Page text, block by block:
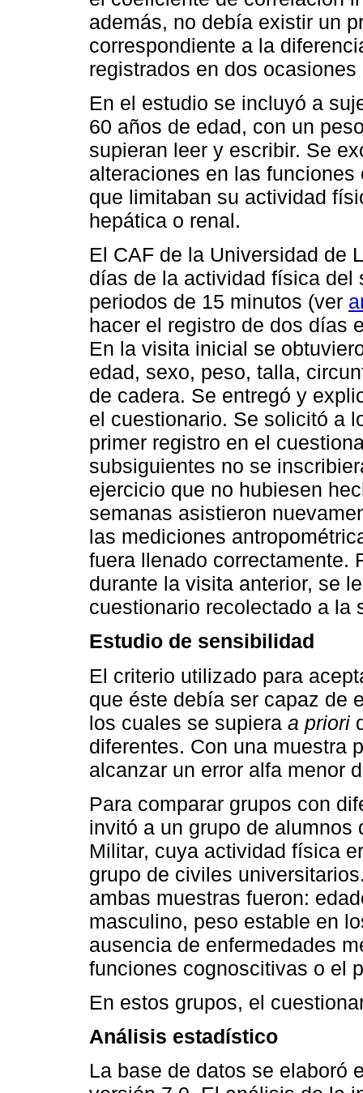
además, no debía existir un
correspondiente a la
registrados en dos ocasiones
En el estudio se incluyó a
60 años de edad, con un
supieran leer y escribir. Se
alteraciones en las
que limitaban su actividad
hepática o renal.
El CAF de la Universidad de
días de la actividad física del
periodos de 15 minutos (ver
hacer el registro de dos días
En la visita inicial se
edad, sexo, peso, talla,
de cadera. Se entregó y
el cuestionario. Se solicitó a
primer registro en el
subsiguientes no se
ejercicio que no hubiesen
semanas asistieron
las mediciones
fuera llenado correctamente.
durante la visita anterior, se
cuestionario recolectado a la
Estudio de sensibilidad
El criterio utilizado para
que éste debía ser capaz de
los cuales se supiera a priori
diferentes. Con una muestra
alcanzar un error alfa menor
Para comparar grupos con
invitó a un grupo de
Militar, cuya actividad física
grupo de civiles
ambas muestras fueron:
masculino, peso estable en
ausencia de enfermedades
funciones cognoscitivas o el
En estos grupos, el
Análisis estadístico
La base de datos se elaboró